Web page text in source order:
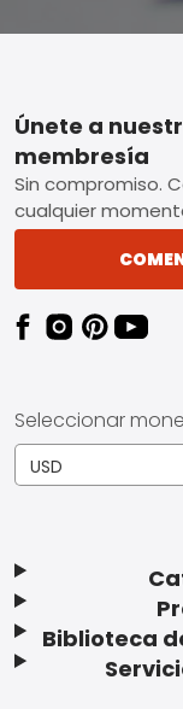
Footer
Biblioteca
Únete a
membresía
Sin compromiso.
cualquier
Seleccionar